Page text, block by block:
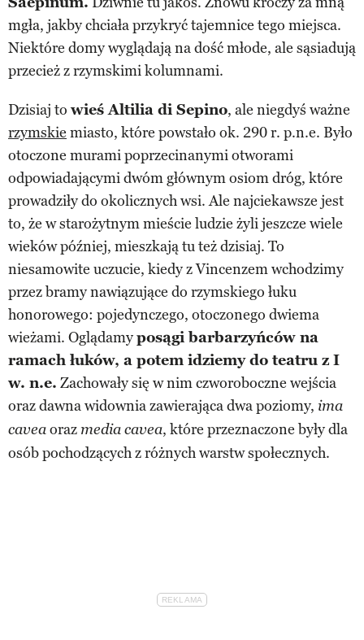
mgła, jakby chciała przykryć tajemnice tego miejsca.
Niektóre domy wyglądają na dość młode, ale sąsiadują
przecież z rzymskimi kolumnami.
Dzisiaj to wieś Altilia di Sepino, ale niegdyś ważne
rzymskie miasto, które powstało ok. 290 r. p.n.e. Było
otoczone murami poprzecinanymi otworami
odpowiadającymi dwóm głównym osiom dróg, które
prowadziły do okolicznych wsi. Ale najciekawsze jest
to, że w starożytnym mieście ludzie żyli jeszcze wiele
wieków później, mieszkają tu też dzisiaj. To
niesamowite uczucie, kiedy z Vincenzem wchodzimy
przez bramy nawiązujące do rzymskiego łuku
honorowego: pojedynczego, otoczonego dwiema
wieżami. Oglądamyposągi barbarzyńców na
ramach łuków, a potem idziemy do teatru z I
w. n.e. Zachowały się w nim czworoboczne wejścia
oraz dawna widownia zawierająca dwa poziomy, ima
caveaoraz media cavea, które przeznaczone były dla
osób pochodzących z różnych warstw społecznych.